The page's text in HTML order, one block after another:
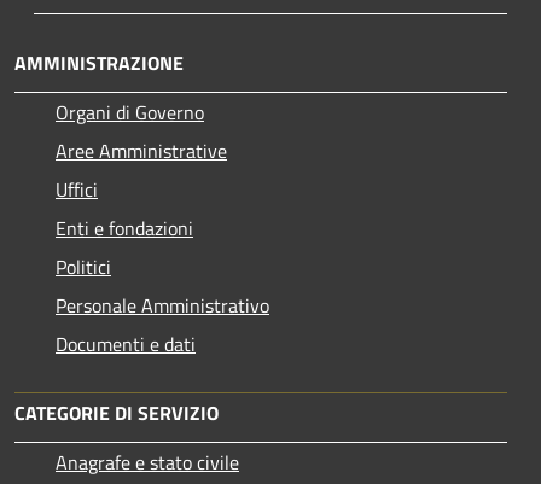
AMMINISTRAZIONE
Organi di Governo
Aree Amministrative
Uffici
Enti e fondazioni
Politici
Personale Amministrativo
Documenti e dati
CATEGORIE DI SERVIZIO
Anagrafe e stato civile